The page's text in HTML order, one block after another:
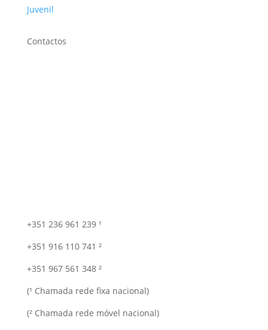
Juvenil
Contactos
+351 236 961 239 ¹
+351 916 110 741 ²
+351 967 561 348 ²
(¹ Chamada rede fixa nacional)
(² Chamada rede móvel nacional)